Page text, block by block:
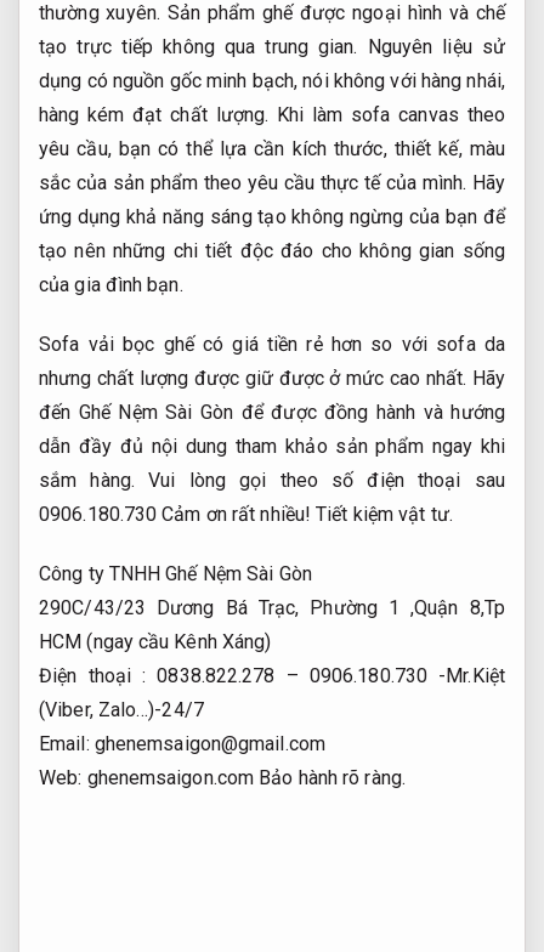
thường xuyên. Sản phẩm ghế được ngoại hình và chế
tạo trực tiếp không qua trung gian. Nguyên liệu sử
dụng có nguồn gốc minh bạch, nói không với hàng nhái,
hàng kém đạt chất lượng. Khi làm sofa canvas theo
yêu cầu, bạn có thể lựa cần kích thước, thiết kế, màu
sắc của sản phẩm theo yêu cầu thực tế của mình. Hãy
ứng dụng khả năng sáng tạo không ngừng của bạn để
tạo nên những chi tiết độc đáo cho không gian sống
của gia đình bạn.
Sofa vải bọc ghế có giá tiền rẻ hơn so với sofa da
nhưng chất lượng được giữ được ở mức cao nhất. Hãy
đến Ghế Nệm Sài Gòn để được đồng hành và hướng
dẫn đầy đủ nội dung tham khảo sản phẩm ngay khi
sắm hàng. Vui lòng gọi theo số điện thoại sau
0906.180.730 Cảm ơn rất nhiều!Tiết kiệm vật tư.
Công ty TNHH Ghế Nệm Sài Gòn
290C/43/23 Dương Bá Trạc, Phường 1 ,Quận 8,Tp
HCM (ngay cầu Kênh Xáng)
Điện thoại : 0838.822.278 – 0906.180.730 -Mr.Kiệt
(Viber, Zalo…)-24/7
Email: ghenemsaigon@gmail.com
Web: ghenemsaigon.com Bảo hành rõ ràng.